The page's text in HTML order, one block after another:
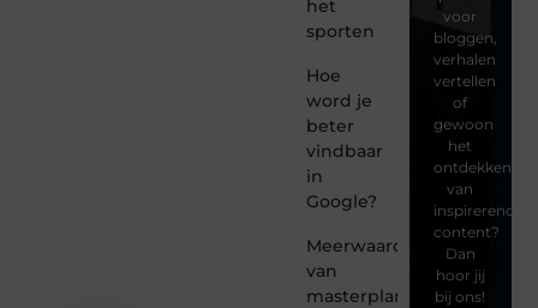
het
sporten
Hoe
word je
beter
vindbaar
in
Google?
Meerwaarde
van
masterplanning
voor
bloggen,
verhalen
vertellen
of
gewoon
het
ontdekken
van
inspirerende
content?
Dan
hoor jij
bij ons!